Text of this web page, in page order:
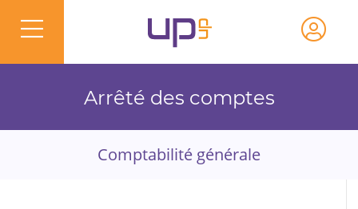
Arrêté des comptes
Comptabilité générale